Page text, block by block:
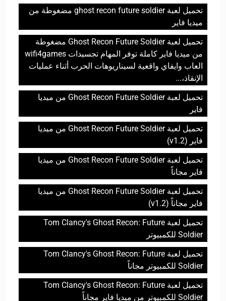
تحميل لعبة ghost recon future soldier مضغوطة من
ميديا فاير
تحميل لعبة Ghost Recon Future Soldier مضغوطة
من ميديا فاير كاملة توفر المهام تجسيدات wifi4games
العاب وايفاي واقعية لسيناريوهات الحرب أثناء عمليات
الإنقاذ،...
تحميل لعبة Ghost Recon Future Soldier من ميديا
فاير
تحميل لعبة Ghost Recon Future Soldier من ميديا
فاير (v1.2)
تحميل لعبة Ghost Recon Future Soldier من ميديا
فاير مجاناً
تحميل لعبة Ghost Recon Future Soldier من ميديا
فاير مجاناً (v1.2)
تحميل لعبة Tom Clancy's Ghost Recon: Future
Soldier للكمبيوتر
تحميل لعبة Tom Clancy's Ghost Recon: Future
Soldier للكمبيوتر مجاناً
تحميل لعبة Tom Clancy's Ghost Recon: Future
Soldier للكمبيوتر من ميديا فاير مجاناً